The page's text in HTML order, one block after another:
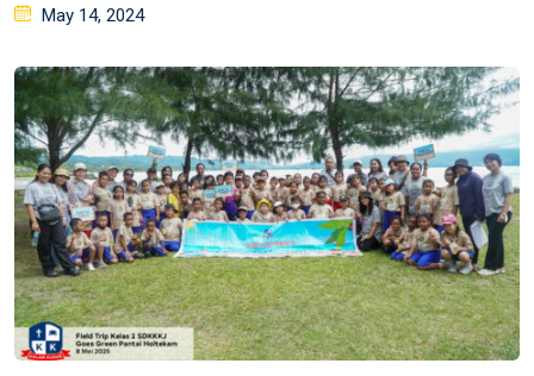
Posted
May 14, 2024